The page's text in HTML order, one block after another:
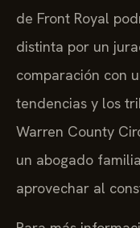
de Front Royal
distinta por un
comparación con
tendencias y los
Warren County
un abogado
aprovechar al